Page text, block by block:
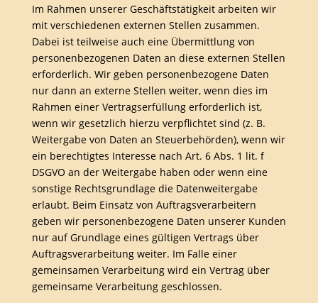
Im Rahmen unserer Geschäftstätigkeit arbeiten wir
mit verschiedenen externen Stellen zusammen.
Dabei ist teilweise auch eine Übermittlung von
personenbezogenen Daten an diese externen Stellen
erforderlich. Wir geben personenbezogene Daten
nur dann an externe Stellen weiter, wenn dies im
Rahmen einer Vertragserfüllung erforderlich ist,
wenn wir gesetzlich hierzu verpflichtet sind (z. B.
Weitergabe von Daten an Steuerbehörden), wenn wir
ein berechtigtes Interesse nach Art. 6 Abs. 1 lit. f
DSGVO an der Weitergabe haben oder wenn eine
sonstige Rechtsgrundlage die Datenweitergabe
erlaubt. Beim Einsatz von Auftragsverarbeitern
geben wir personenbezogene Daten unserer Kunden
nur auf Grundlage eines gültigen Vertrags über
Auftragsverarbeitung weiter. Im Falle einer
gemeinsamen Verarbeitung wird ein Vertrag über
gemeinsame Verarbeitung geschlossen.